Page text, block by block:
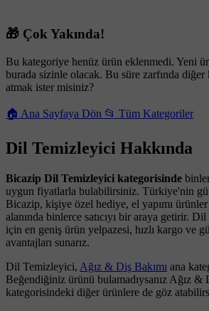
🎁 Çok Yakında!
Bu kategoriye henüz ürün eklenmedi. Yeni
burada sizinle olacak. Bu süre zarfında
atmak ister misiniz?
🏠 Ana Sayfaya Dön 📂 Tüm Kategoriler
Dil Temizleyici Hakkında
Bicazip Dil Temizleyici kategorisinde
uygun fiyatlarla bulabilirsiniz. Türkiye'nin
Bicazip, kişiye özel hediye, el yapımı
alanında binlerce satıcıyı bir araya getirir.
için en geniş ürün yelpazesi, hızlı kargo ve
avantajları sunarız.
Dil Temizleyici, Ağız & Diş Bakımı ana
Beğendiğiniz ürünü bulamadıysanız Ağız &
kategorisindeki diğer ürünlere de göz